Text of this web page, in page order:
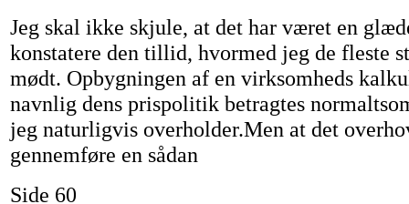
Jeg skal ikke skjule, at det har været en
konstatere den tillid, hvormed jeg de fleste
mødt. Opbygningen af en virksomheds
navnlig dens prispolitik betragtes
jeg naturligvis overholder.Men at det
gennemføre en sådan
Side 60